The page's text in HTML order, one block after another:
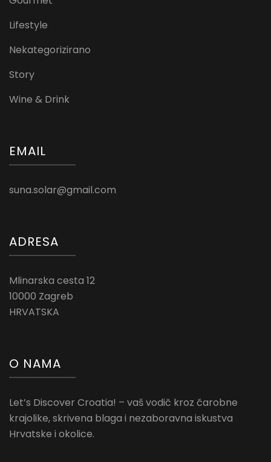
Lifestyle
Nekategorizirano
Story
Wine & Drink
EMAIL
suna.solar@gmail.com
ADRESA
Mlinarska cesta 12
10000 Zagreb
HRVATSKA
O NAMA
Let’s Discover Croatia! – vaš vodič kroz čarobne
krajolike, skrivena blaga i nezaboravna iskustva
Hrvatske i okolice.